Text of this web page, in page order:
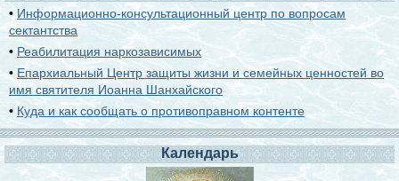
• Информационно-консультационный центр по вопросам
сектантства
• Реабилитация наркозависимых
• Епархиальный Центр защиты жизни и семейных ценностей во
имя святителя Иоанна Шанхайского
• Куда и как сообщать о противоправном контенте
Календарь